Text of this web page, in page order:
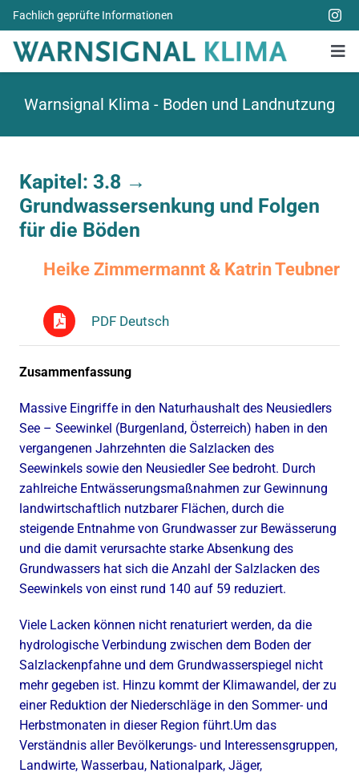
Zum
Inhalt
springen
Fachlich geprüfte Informationen
Spenden
Weitere Themen
Warnsignal Klima - Boden und Landnutzung
Kapitel: 3.8 →
Grundwassersenkung und Folgen
für die Böden
Heike Zimmermannt & Katrin Teubner
PDF Deutsch
Zusammenfassung
Massive Eingriffe in den Naturhaushalt des Neusiedlers
See – Seewinkel (Burgenland, Österreich) haben in den
vergangenen Jahrzehnten die Salzlacken des
Seewinkels sowie den Neusiedler See bedroht. Durch
zahlreiche Entwässerungsmaßnahmen zur Gewinnung
landwirtschaftlich nutzbarer Flächen, durch die
steigende Entnahme von Grundwasser zur Bewässerung
und die damit verursachte starke Absenkung des
Grundwassers hat sich die Anzahl der Salzlacken des
Seewinkels von einst rund 140 auf 59 reduziert.
Viele Lacken können nicht renaturiert werden, da die
hydrologische Verbindung zwischen dem Boden der
Salzlackenpfahne und dem Grundwasserspiegel nicht
mehr gegeben ist. Hinzu kommt der Klimawandel, der zu
einer Reduktion der Niederschläge in den Sommer- und
Herbstmonaten in dieser Region führt.Um das
Verständnis aller Bevölkerungs- und Interessensgruppen,
Landwirte, Wasserbau, Nationalpark, Jäger,